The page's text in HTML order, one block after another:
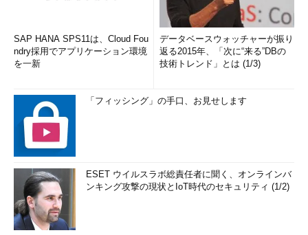
SAP HANA SPS11は、Cloud Fou
ndry採用でアプリケーション環境
を一新
データベースウォッチャーが振り
返る2015年、「次に“来る”DBの
技術トレンド」とは (1/3)
「フィッシング」の手口、お見せします
ESET ウイルスラボ総責任者に聞く、オンラインバ
ンキング攻撃の現状とIoT時代のセキュリティ (1/2)